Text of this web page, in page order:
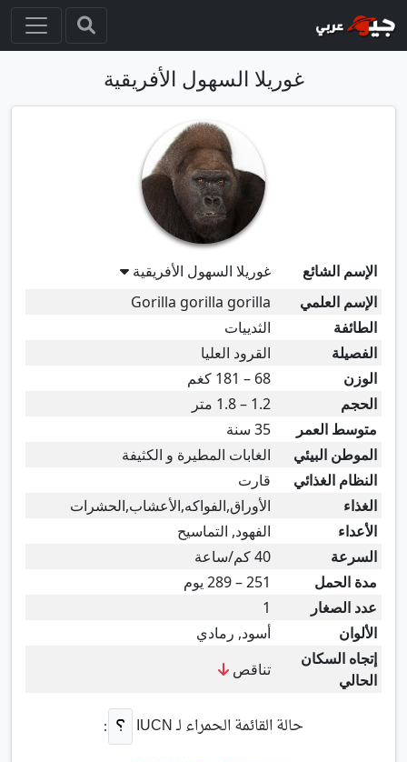
غوريلا السهول الأفريقية
الإسم الشائع
غوريلا السهول الأفريقية
الإسم العلمي
Gorilla gorilla gorilla
الطائفة
الثدييات
الفصيلة
القرود العليا
الوزن
68 – 181 كغم
الحجم
1.2 – 1.8 متر
متوسط العمر
35 سنة
الموطن البيئي
الغابات المطيرة و الكثيفة
النظام الغذائي
قارت
الغذاء
الأوراق,الفواكه,الأعشاب,الحشرات
الأعداء
الفهود, التماسيح
السرعة
40 كم/ساعة
مدة الحمل
251 – 289 يوم
عدد الصغار
1
الألوان
أسود, رمادي
إتجاه السكان
الحالي
تناقص
حالة القائمة الحمراء لـ IUCN
: